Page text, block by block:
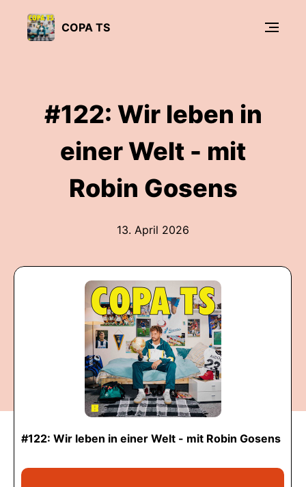
COPA TS
#122: Wir leben in
einer Welt - mit
Robin Gosens
13. April 2026